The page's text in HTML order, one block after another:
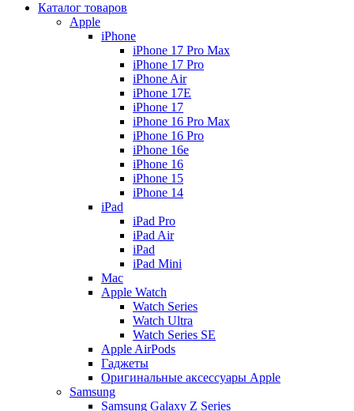
Каталог товаров
Apple
iPhone
iPhone 17 Pro Max
iPhone 17 Pro
iPhone Air
iPhone 17E
iPhone 17
iPhone 16 Pro Max
iPhone 16 Pro
iPhone 16e
iPhone 16
iPhone 15
iPhone 14
iPad
iPad Pro
iPad Air
iPad
iPad Mini
Mac
Apple Watch
Watch Series
Watch Ultra
Watch Series SE
Apple AirPods
Гаджеты
Оригинальные аксессуары Apple
Samsung
Samsung Galaxy Z Series